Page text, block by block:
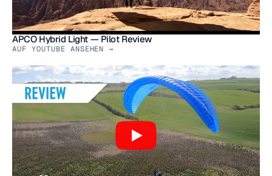
APCO Hybrid Light — Pilot Review
AUF YOUTUBE ANSEHEN →